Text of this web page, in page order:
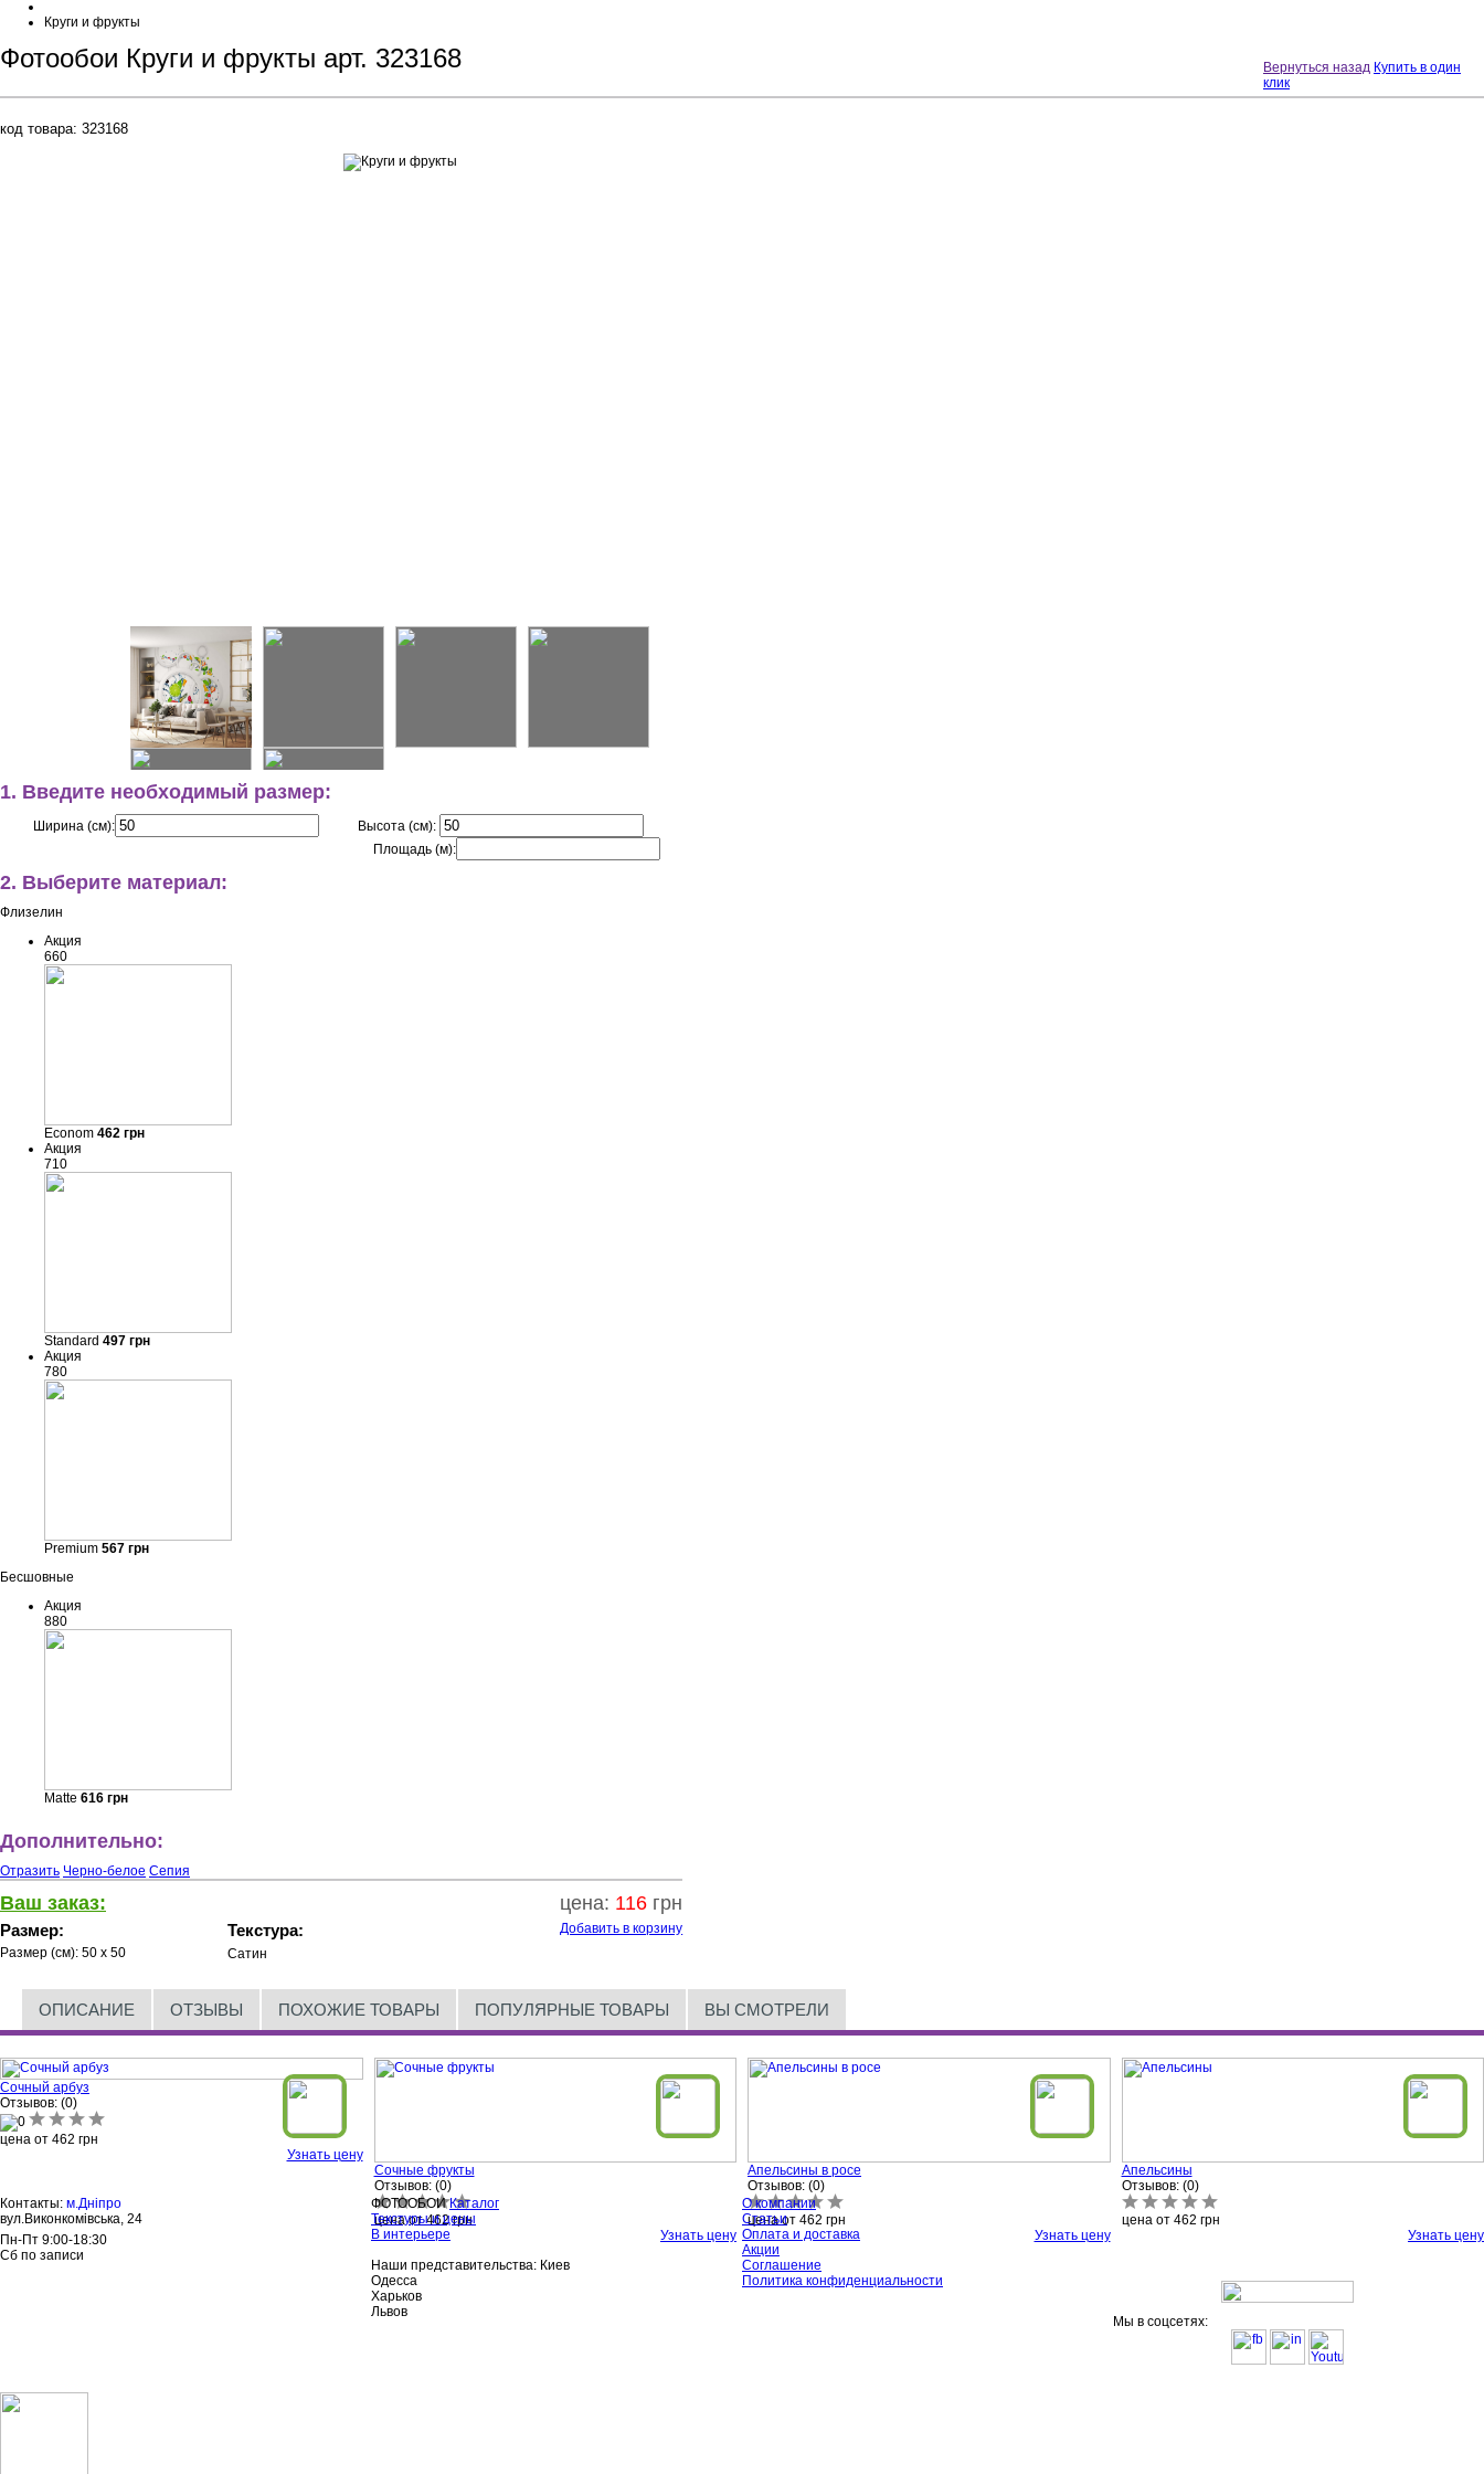
Круги и фрукты
Вернуться назад Купить в один
клик
Фотообои Круги и фрукты арт. 323168
код товара: 323168
1. Введите необходимый размер:
Ширина (см):
Высота (см):
Площадь (м):
2. Выберите материал:
Флизелин
Акция
660
Econom 462 грн
Акция
710
Standard 497 грн
Акция
780
Premium 567 грн
Бесшовные
Акция
880
Matte 616 грн
Дополнительно:
Отразить Черно-белое Сепия
Ваш заказ: цена: 116 грн
Размер:
Размер (см): 50 x 50
Текстура:
Сатин
Добавить в корзину
ОПИСАНИЕ ОТЗЫВЫ ПОХОЖИЕ ТОВАРЫ ПОПУЛЯРНЫЕ ТОВАРЫ ВЫ СМОТРЕЛИ
Сочный арбуз
Отзывов: (0)
цена от 462 грн
Узнать цену
Сочные фрукты
Отзывов: (0)
цена от462грн
Узнать цену
Апельсины в росе
Отзывов: (0)
цена от 462 грн
Узнать цену
Апельсины
Отзывов: (0)
цена от 462 грн
Узнать цену
Контакты: м.Дніпро
вул.Виконкомівська, 24
Пн-Пт 9:00-18:30
Сб по записи
ФОТООБОИ Каталог
Текстуры и цены
В интерьере
Наши представительства: Киев
Одесса
Харьков
Львов
О компании
Статьи
Оплата и доставка
Акции
Соглашение
Политика конфиденциальности
Мы в соцсетях: